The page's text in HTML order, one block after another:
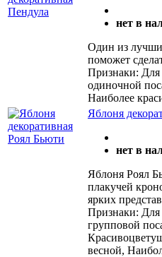
нет в
Один из
поможет
Признаки: Для
одиночной
Наиболее
Яблоня
нет в
Яблоня Роял
плакучей
ярких
Признаки: Для
групповой
весной,